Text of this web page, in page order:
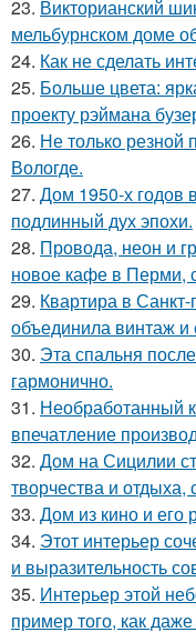
23. Викторианский
мельбурнском доме
24. Как не сделать
25. Больше цвета:
проекту рэймана
26. Не только резной
Вологде.
27. Дом 1950-х годов
подлинный дух эпохи.
28. Провода, неон и
новое кафе в Перми,
29. Квартира в
объединила винтаж и
30. Эта спальня
гармонично.
31. Необработанный
впечатление
32. Дом на Сицилии
творчества и
33. Дом из кино и его
34. Этот интерьер
и выразительность
35. Интерьер этой
пример того, как